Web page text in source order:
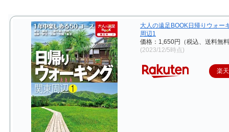
大人の遠足BOOK日帰りウォー
周辺1
価格：1,650円（税込、送料無
(2023/12/5時点)
楽